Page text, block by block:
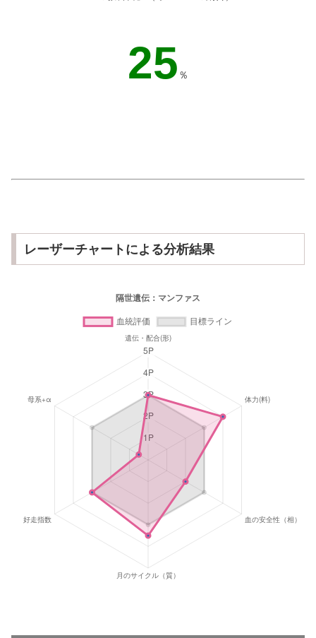
33 ％
レーザーチャートによる分析結果